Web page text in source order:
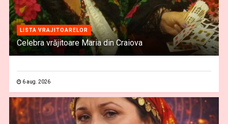
LISTA VRAJITOARELOR
Celebra vrăjitoare Maria din Craiova
6 aug. 2026